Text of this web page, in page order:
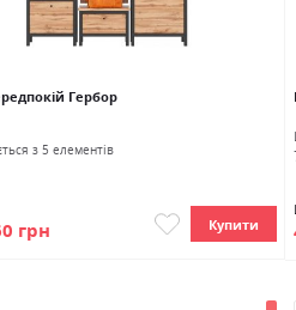
Гербор
з 5 елементів
грн Купити